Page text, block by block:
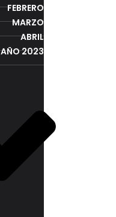
FEBRERO
MARZO
ABRIL
AÑO 2023